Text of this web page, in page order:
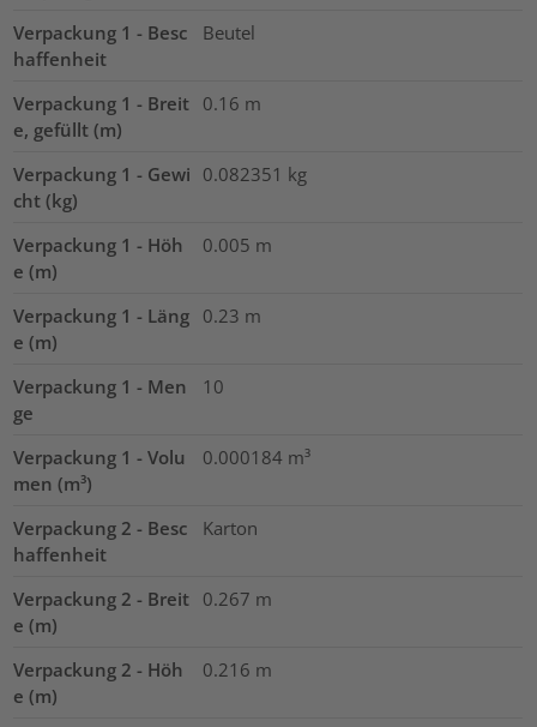
Verpackung 1 - Besc
haffenheit
Beutel
Verpackung 1 - Breit
e, gefüllt (m)
0.16 m
Verpackung 1 - Gewi
cht (kg)
0.082351 kg
Verpackung 1 - Höh
e (m)
0.005 m
Verpackung 1 - Läng
e (m)
0.23 m
Verpackung 1 - Men
ge
10
Verpackung 1 - Volu
men (m³)
0.000184 m³
Verpackung 2 - Besc
haffenheit
Karton
Verpackung 2 - Breit
e (m)
0.267 m
Verpackung 2 - Höh
e (m)
0.216 m